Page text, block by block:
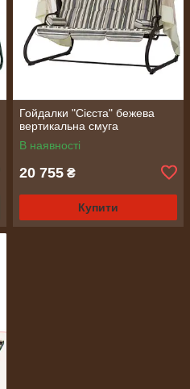
Гойдалки "Сієста" бежева
вертикальна смуга
В наявності
20 755 ₴
Купити